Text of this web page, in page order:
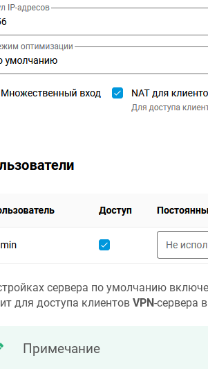
сервера по умолчанию
для доступа клиентов VPN-сервера
Примечание